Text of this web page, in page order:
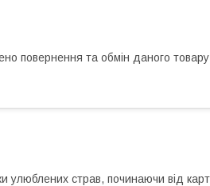
повернення та обмін даного товару
улюблених страв, починаючи від